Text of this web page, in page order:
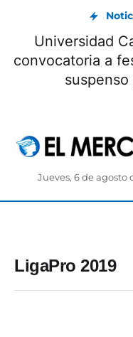
Universidad
convocatoria a
Jueves, 6 de agosto
LigaPro 2019